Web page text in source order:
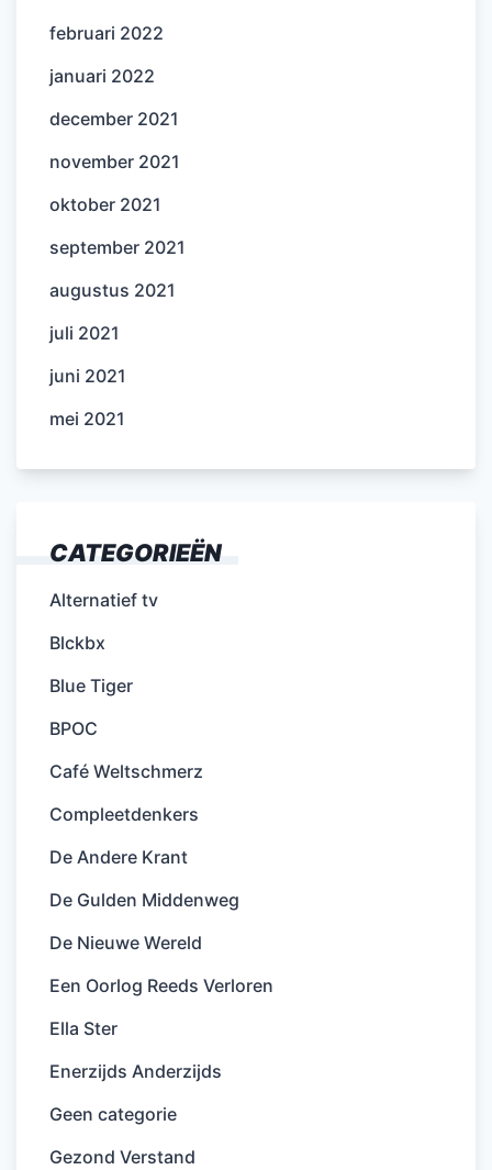
februari 2022
januari 2022
december 2021
november 2021
oktober 2021
september 2021
augustus 2021
juli 2021
juni 2021
mei 2021
CATEGORIEËN
Alternatief tv
Blckbx
Blue Tiger
BPOC
Café Weltschmerz
Compleetdenkers
De Andere Krant
De Gulden Middenweg
De Nieuwe Wereld
Een Oorlog Reeds Verloren
Ella Ster
Enerzijds Anderzijds
Geen categorie
Gezond Verstand